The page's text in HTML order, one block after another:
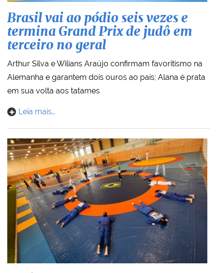
Brasil vai ao pódio seis vezes e
termina Grand Prix de judô em
terceiro no geral
Arthur Silva e Wilians Araújo confirmam favoritismo na
Alemanha e garantem dois ouros ao país; Alana é prata
em sua volta aos tatames
Leia mais…